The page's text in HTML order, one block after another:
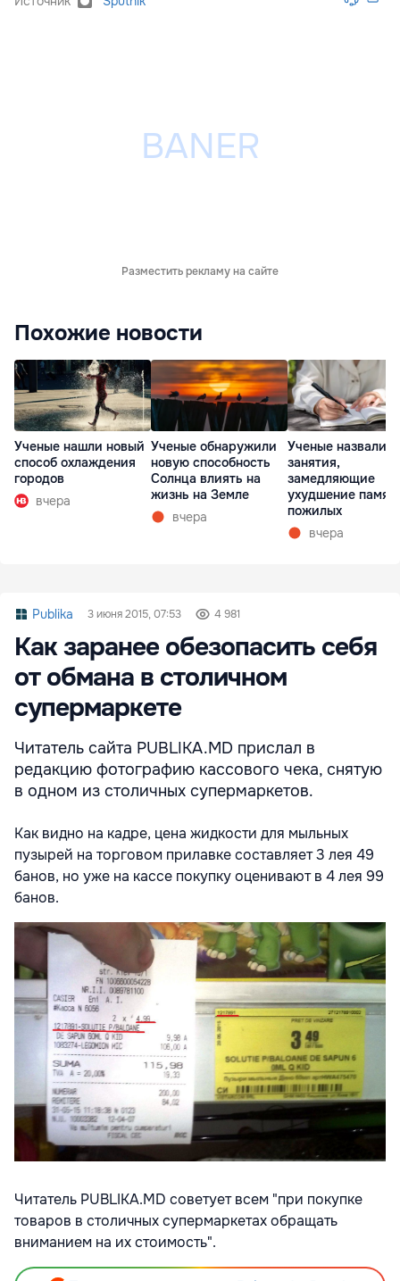
Разместить рекламу на сайте
Похожие новости
Ученые нашли новый
способ охлаждения
городов
вчера
Ученые обнаружили
новую способность
Солнца влиять на
жизнь на Земле
вчера
Ученые назвали
занятия,
замедляющие
ухудшение
пожилых
вчера
Publika 3 июня 2015, 07:53 4 981
Как заранее обезопасить себя
от обмана в столичном
супермаркете
Читатель сайта PUBLIKA.MD прислал в
редакцию фотографию кассового чека, снятую
в одном из столичных супермаркетов.
Как видно на кадре, цена жидкости для мыльных
пузырей на торговом прилавке составляет 3 лея 49
банов, но уже на кассе покупку оценивают в 4 лея 99
банов.
Читатель PUBLIKA.MD советует всем "при покупке
товаров в столичных супермаркетах обращать
вниманием на их стоимость".